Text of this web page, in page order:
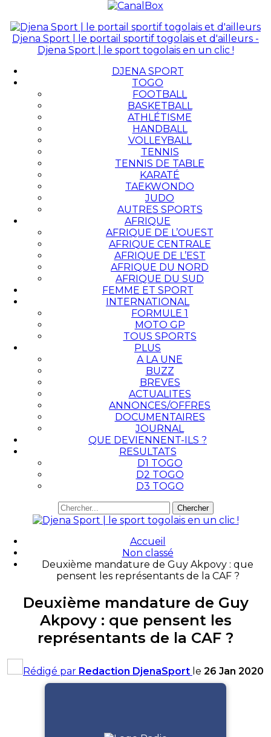
Djena Sport | le portail sportif togolais et d'ailleurs -
Djena Sport | le sport togolais en un clic !
DJENA SPORT
TOGO
FOOTBALL
BASKETBALL
ATHLÉTISME
HANDBALL
VOLLEYBALL
TENNIS
TENNIS DE TABLE
KARATÉ
TAEKWONDO
JUDO
AUTRES SPORTS
AFRIQUE
AFRIQUE DE L’OUEST
AFRIQUE CENTRALE
AFRIQUE DE L’EST
AFRIQUE DU NORD
AFRIQUE DU SUD
FEMME ET SPORT
INTERNATIONAL
FORMULE 1
MOTO GP
TOUS SPORTS
PLUS
A LA UNE
BUZZ
BREVES
ACTUALITES
ANNONCES/OFFRES
DOCUMENTAIRES
JOURNAL
QUE DEVIENNENT-ILS ?
RESULTATS
D1 TOGO
D2 TOGO
D3 TOGO
Accueil
Non classé
Deuxième mandature de Guy Akpovy : que
pensent les représentants de la CAF ?
Deuxième mandature de Guy
Akpovy : que pensent les
représentants de la CAF ?
Rédigé par Redaction DjenaSport le 26 Jan 2020